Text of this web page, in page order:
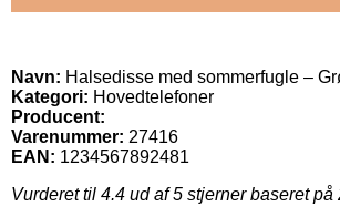
Navn: Halsedisse med sommerfugle –
Kategori: Hovedtelefoner
Producent:
Varenummer: 27416
EAN: 1234567892481
Vurderet til 4.4 ud af 5 stjerner baseret på